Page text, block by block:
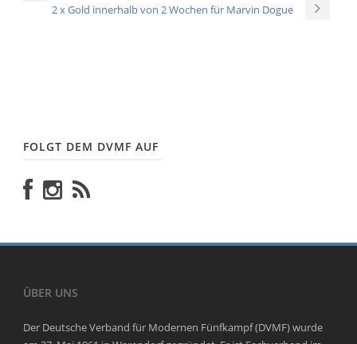
2 x Gold innerhalb von 2 Wochen für Marvin Dogue
FOLGT DEM DVMF AUF
ÜBER UNS
Der Deutsche Verband für Modernen Fünfkampf (DVMF) wurde